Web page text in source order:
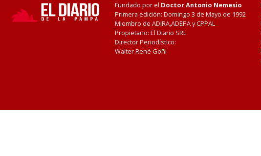
Fundado por el Doctor Antonio Nemesio
Primera edición: Domingo 3 de Mayo de 1992
Miembro de ADIRA,ADEPA y CPPAL
Propietario: El Diario SRL
Director Periodístico:
Walter René Goñi